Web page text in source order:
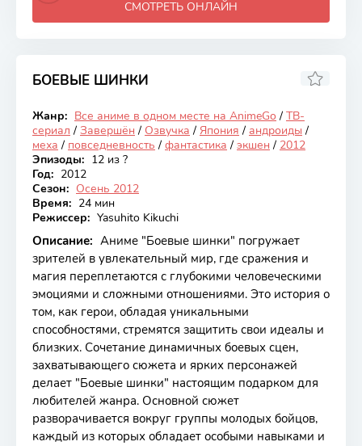
СМОТРЕТЬ ОНЛАЙН
БОЕВЫЕ ШИНКИ
Закончен
6.3
Жанр: Все аниме в одном месте на AnimeGo / ТВ-
сериал / Завершён / Озвучка / Япония / андроиды /
меха / повседневность / фантастика / экшен / 2012
Эпизоды: 12 из ?
Год: 2012
Сезон: Осень 2012
Время: 24 мин
Режиссер: Yasuhito Kikuchi
Описание: Аниме "Боевые шинки" погружает
зрителей в увлекательный мир, где сражения и
магия переплетаются с глубокими человеческими
эмоциями и сложными отношениями. Это история о
том, как герои, обладая уникальными
способностями, стремятся защитить свои идеалы и
близких. Сочетание динамичных боевых сцен,
захватывающего сюжета и ярких персонажей
делает "Боевые шинки" настоящим подарком для
любителей жанра. Основной сюжет
разворачивается вокруг группы молодых бойцов,
каждый из которых обладает особыми навыками и